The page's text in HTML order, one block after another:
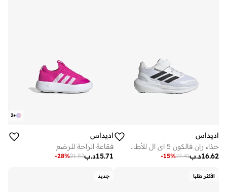
اديداس
حذاء ران فالكون 5 اي ال للأطفال
د.ب16.62
19.41
-15%
+
2
اديداس
فقاعة الراحة للرضع
د.ب15.71
21.57
-28%
الأكثر طلبا جديد